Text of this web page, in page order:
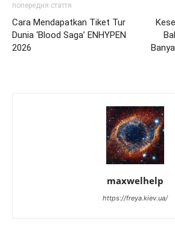
попередня стаття
Cara Mendapatkan Tiket Tur
Dunia ‘Blood Saga’ ENHYPEN
2026
maxwelhelp
https://freya.kiev.ua/